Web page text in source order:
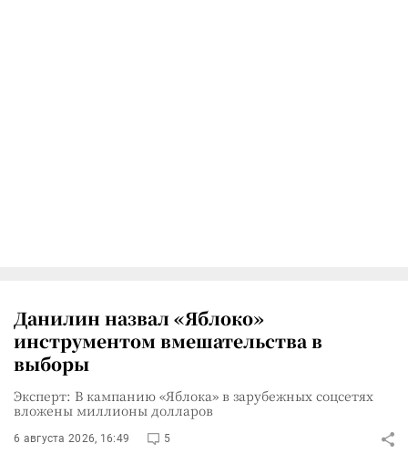
Данилин назвал «Яблоко»
инструментом вмешательства в
выборы
Эксперт: В кампанию «Яблока» в зарубежных соцсетях
вложены миллионы долларов
6 августа 2026, 16:49 5